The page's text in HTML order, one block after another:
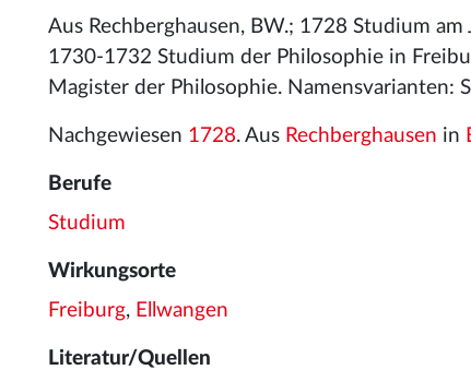
Aus Rechberghausen, BW.; 1728 Studium
1730-1732 Studium der Philosophie in
Magister der Philosophie. Namensvarianten:
Nachgewiesen 1728. Aus Rechberghausen in
Berufe
Studium
Wirkungsorte
Freiburg, Ellwangen
Literatur/Quellen